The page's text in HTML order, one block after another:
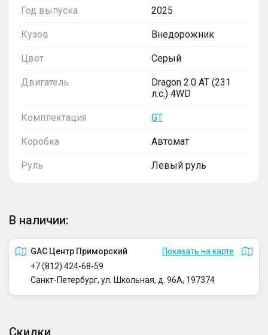
Год выпуска 2025
Кузов Внедорожник
Цвет Серый
Двигатель
Dragon 2.0 AT (231
л.с.) 4WD
Комплектация GT
Коробка Автомат
Руль Левый руль
В наличии:
GAC Центр Приморский
Показать на карте
+7 (812) 424-68-59
Санкт-Петербург, ул. Школьная, д. 96А, 197374